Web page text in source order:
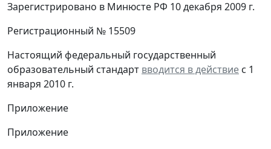
Зарегистрировано в Минюсте РФ 10 декабря 2009 г.
Регистрационный № 15509
Настоящий федеральный государственный
образовательный стандарт вводится в действие с 1
января 2010 г.
Приложение
Приложение